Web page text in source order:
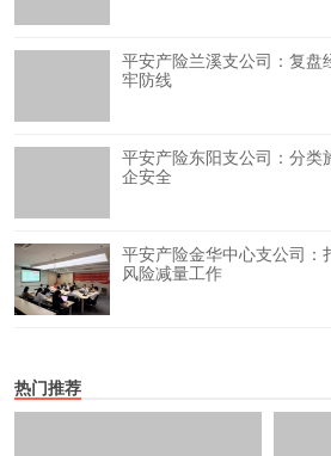
平安产险兰溪支公司：复
牢防线
平安产险东阳支公司：分类
企安全
平安产险金华中心支公司：
风险减量工作
热门推荐